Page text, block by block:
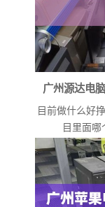
广州源达电
目前做什么好挣
目里面